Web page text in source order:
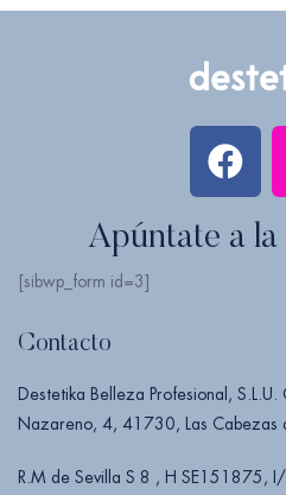
Apúntate a
[sibwp_form id=3]
Contacto
Destetika Belleza Profesional,
Nazareno, 4, 41730, Las Cabezas
R.M de Sevilla S 8 , H SE151875,